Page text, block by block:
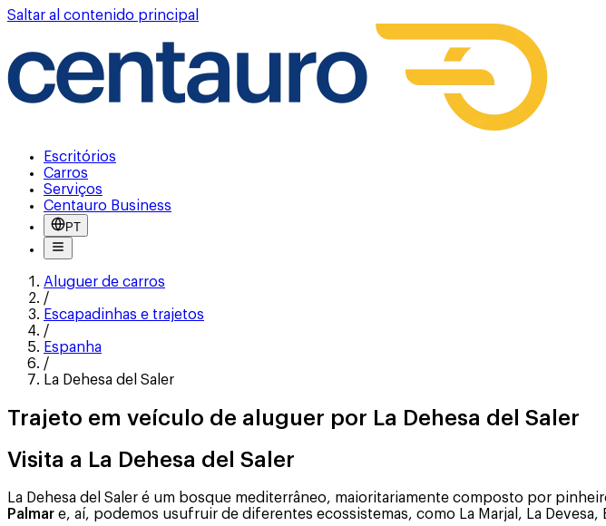
Saltar al contenido principal
Escritórios
Carros
Serviços
Centauro Business
PT
Aluguer de carros
/
Escapadinhas e trajetos
/
Espanha
/
La Dehesa del Saler
Trajeto em veículo de aluguer por La Dehesa del Saler
Visita a La Dehesa del Saler
La Dehesa del Saler é um bosque mediterrâneo, maioritariamente composto por
Palmar e, aí, podemos usufruir de diferentes ecossistemas, como La Marjal, La Devesa,